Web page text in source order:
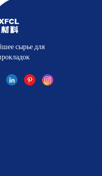
сырье для